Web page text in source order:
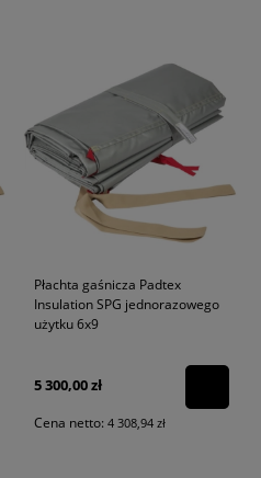
Płachta gaśnicza Padtex
Insulation SPG jednorazowego
użytku 6x9
5 300,00 zł
Cena netto: 4 308,94 zł